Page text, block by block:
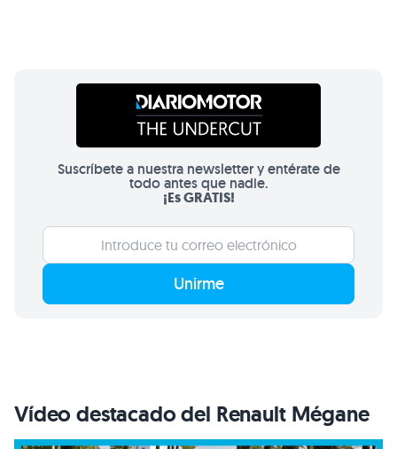
Suscríbete a nuestra newsletter y entérate de
todo antes que nadie.
¡Es GRATIS!
Unirme
Vídeo destacado del Renault Mégane